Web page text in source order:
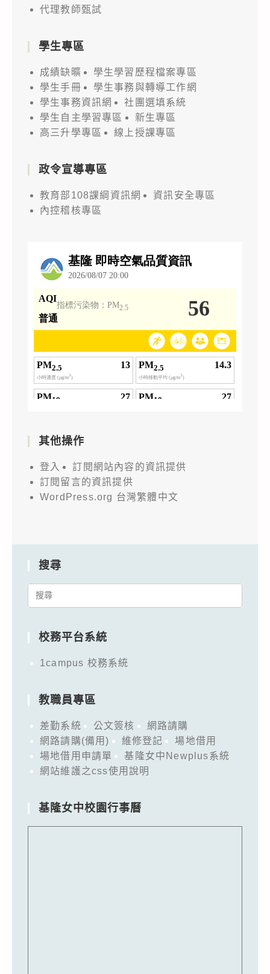
代理教師甄試
學生專區
成績缺曠
學生學習歷程檔案專區
學生手冊
學生事務與轉導工作網
學生事務資訊網
社團選填系統
學生自主學習專區
新生專區
高三升學專區
線上授課專區
政令宣導專區
教育部108課綱資訊網
資訊安全專區
內控稽核專區
其他操作
登入
訂閱網站內容的資訊提供
訂閱留言的資訊提供
WordPress.org 台灣繁體中文
搜尋
Search
校務平台系統
1campus 校務系統
教職員專區
差勤系統 公文簽核
網路請購
網路請購(備用)
維修登記
場地借用
場地借用申請單
基隆女中Newplus系統
網站維護之css使用說明
基隆女中校園行事曆